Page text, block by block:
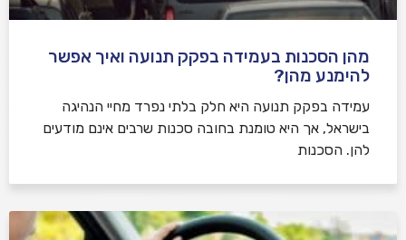
מהן הסכנות בעמידה בפקק תנועה ואיך אפשר
להימנע מהן?
עמידה בפקק תנועה היא חלק בלתי נפרד מחיי הנהיגה
בישראל, אך היא טומנת בחובה סכנות שרבים אינם מודעים
להן. הסכנות